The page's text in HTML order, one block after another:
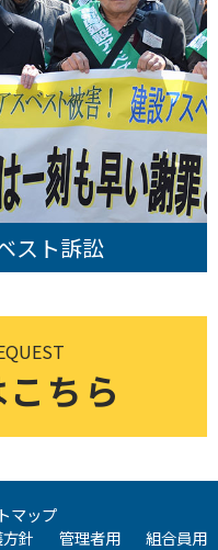
スト訴訟
ちら
マップ
針
管理者用 組合員用